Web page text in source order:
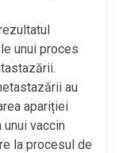
unui proces
au
apariției
vaccin
la procesul de